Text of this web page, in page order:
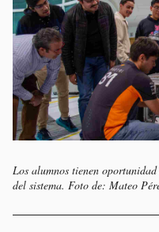
Los alumnos tienen
del sistema. Foto de: Mateo